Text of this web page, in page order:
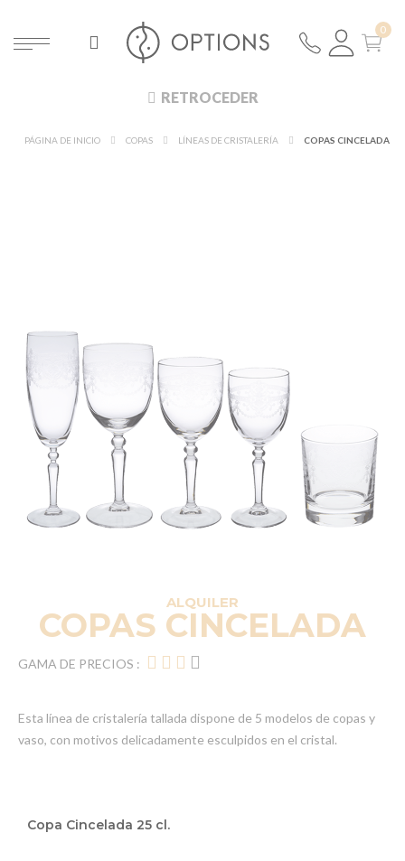
RETROCEDER
PÁGINA DE INICIO COPAS LÍNEAS DE CRISTALERÍA COPAS CINCELADA
ALQUILER
COPAS CINCELADA
GAMA DE PRECIOS :
Esta línea de cristalería tallada dispone de 5 modelos de copas y
vaso, con motivos delicadamente esculpidos en el cristal.
deCopa Cincelada 25 cl.